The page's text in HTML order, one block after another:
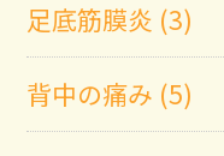
足底筋膜炎 (3)
背中の痛み (5)